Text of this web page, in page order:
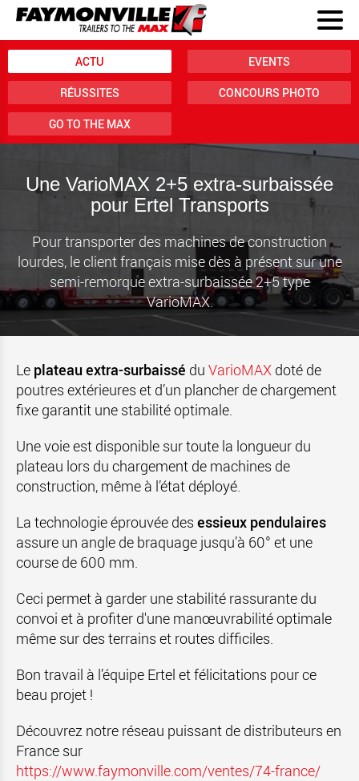
ACTU EVENTS
RÉUSSITES CONCOURS PHOTO
GO TO THE MAX
Une VarioMAX 2+5 extra-surbaissée
pour Ertel Transports
Pour transporter des machines de construction
lourdes, le client français mise dès à présent sur une
semi-remorque extra-surbaissée 2+5 type
VarioMAX.
Le plateau extra-surbaissé du VarioMAX doté de
poutres extérieures et d’un plancher de chargement
fixe garantit une stabilité optimale.
Une voie est disponible sur toute la longueur du
plateau lors du chargement de machines de
construction, même à l’état déployé.
La technologie éprouvée des essieux pendulaires
assure un angle de braquage jusqu’à 60° et une
course de 600 mm.
Ceci permet à garder une stabilité rassurante du
convoi et à profiter d'une manœuvrabilité optimale
même sur des terrains et routes difficiles.
Bon travail à l’équipe Ertel et félicitations pour ce
beau projet !
Découvrez notre réseau puissant de distributeurs en
France sur
https://www.faymonville.com/ventes/74-france/